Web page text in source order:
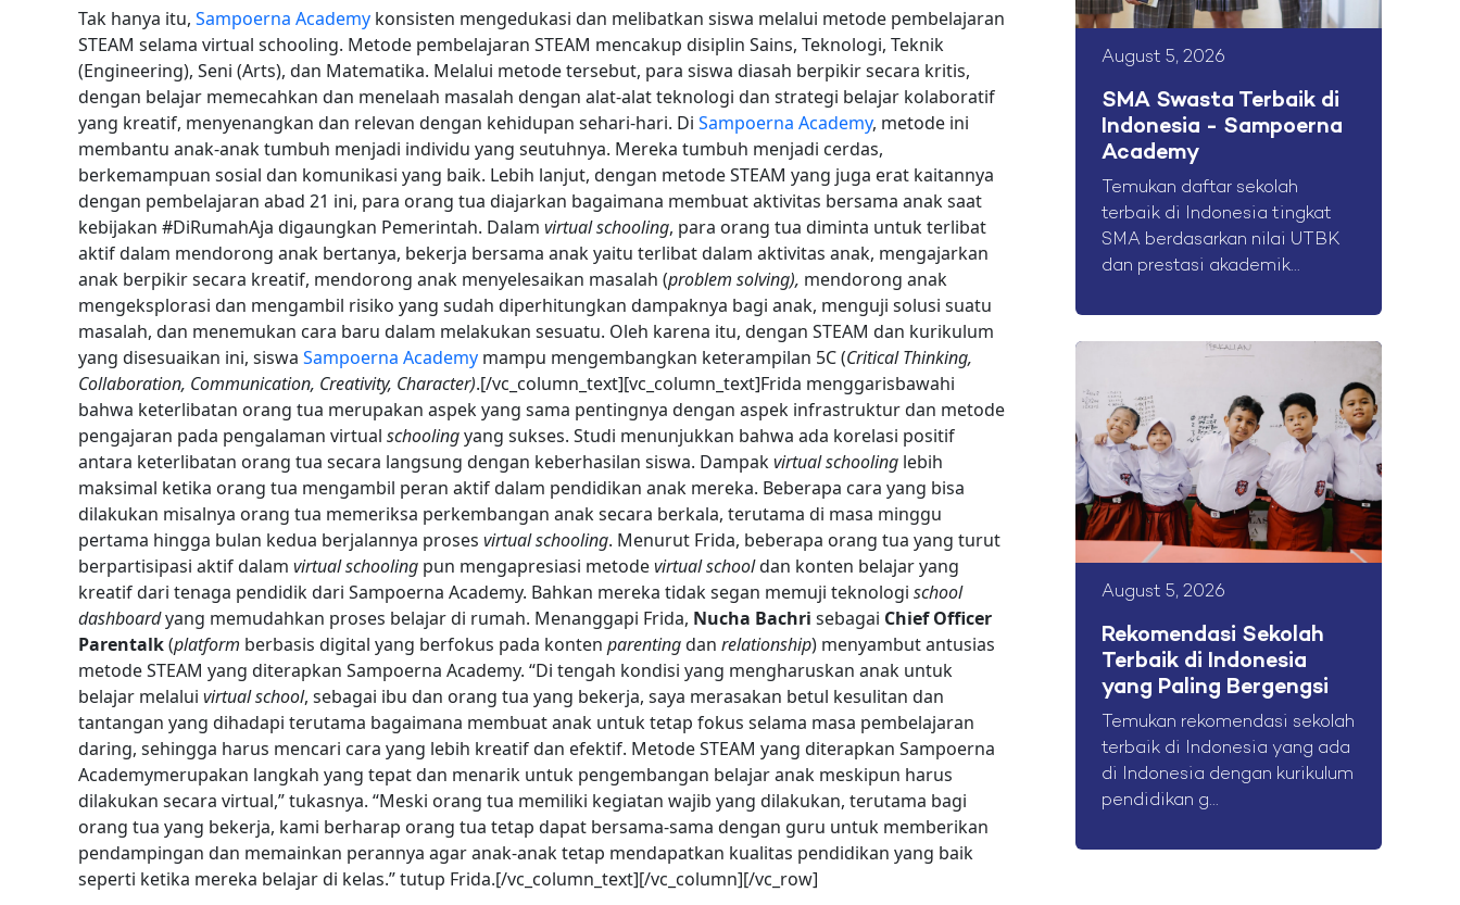
Tak hanya itu, Sampoerna Academy konsisten mengedukasi dan melibatkan siswa melalui metode pembelajaran
STEAM selama virtual schooling. Metode pembelajaran STEAM mencakup disiplin Sains, Teknologi, Teknik
(Engineering), Seni (Arts), dan Matematika. Melalui metode tersebut, para siswa diasah berpikir secara kritis,
dengan belajar memecahkan dan menelaah masalah dengan alat-alat teknologi dan strategi belajar kolaboratif
yang kreatif, menyenangkan dan relevan dengan kehidupan sehari-hari. Di Sampoerna Academy, metode ini
membantu anak-anak tumbuh menjadi individu yang seutuhnya. Mereka tumbuh menjadi cerdas,
berkemampuan sosial dan komunikasi yang baik. Lebih lanjut, dengan metode STEAM yang juga erat kaitannya
dengan pembelajaran abad 21 ini, para orang tua diajarkan bagaimana membuat aktivitas bersama anak saat
kebijakan #DiRumahAja digaungkan Pemerintah. Dalam virtual schooling, para orang tua diminta untuk terlibat
aktif dalam mendorong anak bertanya, bekerja bersama anak yaitu terlibat dalam aktivitas anak, mengajarkan
anak berpikir secara kreatif, mendorong anak menyelesaikan masalah (problem solving), mendorong anak
mengeksplorasi dan mengambil risiko yang sudah diperhitungkan dampaknya bagi anak, menguji solusi suatu
masalah, dan menemukan cara baru dalam melakukan sesuatu. Oleh karena itu, dengan STEAM dan kurikulum
yang disesuaikan ini, siswa Sampoerna Academy mampu mengembangkan keterampilan 5C (Critical Thinking,
Collaboration, Communication, Creativity, Character).[/vc_column_text][vc_column_text]Frida menggarisbawahi
bahwa keterlibatan orang tua merupakan aspek yang sama pentingnya dengan aspek infrastruktur dan metode
pengajaran pada pengalaman virtual schoolingyang sukses. Studi menunjukkan bahwa ada korelasi positif
antara keterlibatan orang tua secara langsung dengan keberhasilan siswa. Dampakvirtual schooling lebih
maksimal ketika orang tua mengambil peran aktif dalam pendidikan anak mereka. Beberapa cara yang bisa
dilakukan misalnya orang tua memeriksa perkembangan anak secara berkala, terutama di masa minggu
pertama hingga bulan kedua berjalannya proses virtual schooling. Menurut Frida, beberapa orang tua yang turut
berpartisipasi aktif dalam virtual schooling pun mengapresiasi metodevirtual schooldan konten belajar yang
kreatif dari tenaga pendidik dari Sampoerna Academy. Bahkan mereka tidak segan memuji teknologi school
dashboardyang memudahkan proses belajar di rumah. Menanggapi Frida, Nucha Bachri sebagai Chief Officer
Parentalk(platform berbasis digital yang berfokus pada konten parentingdan relationship) menyambut antusias
metode STEAM yang diterapkan Sampoerna Academy. “Di tengah kondisi yang mengharuskan anak untuk
belajar melalui virtual school, sebagai ibu dan orang tua yang bekerja, saya merasakan betul kesulitan dan
tantangan yang dihadapi terutama bagaimana membuat anak untuk tetap fokus selama masa pembelajaran
daring, sehingga harus mencari cara yang lebih kreatif dan efektif. Metode STEAM yang diterapkan Sampoerna
Academymerupakan langkah yang tepat dan menarik untuk pengembangan belajar anak meskipun harus
dilakukan secara virtual,” tukasnya. “Meski orang tua memiliki kegiatan wajib yang dilakukan, terutama bagi
orang tua yang bekerja, kami berharap orang tua tetap dapat bersama-sama dengan guru untuk memberikan
pendampingan dan memainkan perannya agar anak-anak tetap mendapatkan kualitas pendidikan yang baik
seperti ketika mereka belajar di kelas.” tutup Frida.[/vc_column_text][/vc_column][/vc_row]
August 5, 2026
SMA Swasta Terbaik di
Indonesia - Sampoerna
Academy
Temukan daftar sekolah
terbaik di Indonesia tingkat
SMA berdasarkan nilai UTBK
dan prestasi akademik...
August 5, 2026
Rekomendasi Sekolah
Terbaik di Indonesia
yang Paling Bergengsi
Temukan rekomendasi sekolah
terbaik di Indonesia yang ada
di Indonesia dengan kurikulum
pendidikan g...